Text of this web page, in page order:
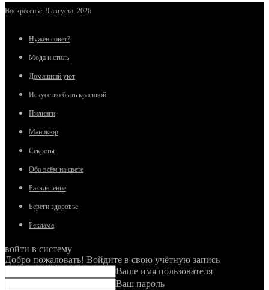
Воскресенье, 9 августа, 2026
Нужен совет?
Мода и стиль
Домашний уют
Искусство быть красивой
Пилинги
Маникюр
Секреты
Обо всём на свете
Развлечение
Береги здоровье
Реклама
войти в систему
Добро пожаловать! Войдите в свою учётную запись
Ваше имя пользователя
Ваш пароль